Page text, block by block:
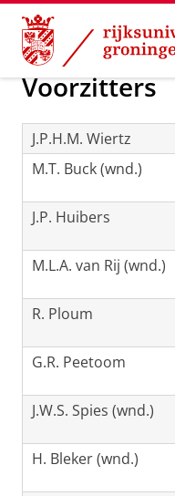
Skip
Content
Skip
Navigation
Onderzoek
Voorzitters
J.P.H.M. Wiertz
M.T. Buck (wnd.)
J.P. Huibers
M.L.A. van Rij (wnd.)
R. Ploum
G.R. Peetoom
J.W.S. Spies (wnd.)
H. Bleker (wnd.)